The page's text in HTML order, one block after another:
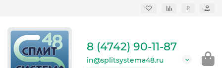
₽
кондиционеров в
области
8 (4742) 90-11-87
in@splitsystema48.ru